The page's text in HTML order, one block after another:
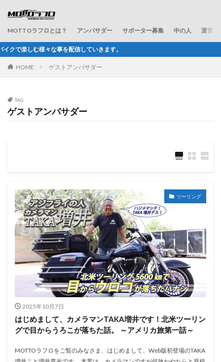
MOTTOラフロとは？ アンバサダー サポーター募集 中の人 運営会
ます。
HOME ゲストアンバサダー
TAG
ゲストアンバサダー
ツーリング
2025年10月7日
はじめまして、カメラマンTAKA増井です！北米ツーリン
グで目からうろこが落ちた話。 ～アメリカ旅第一話～
MOTTOラフロをご覧のみなさま、はじめまして、Web版初登場のTAKA